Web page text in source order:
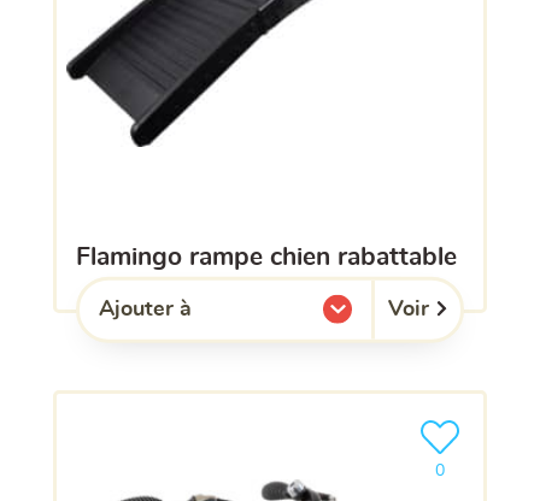
flamingo rampe chien rabattable
Ajouter à
l'une de mes listes. Voir
0
Ajouter le